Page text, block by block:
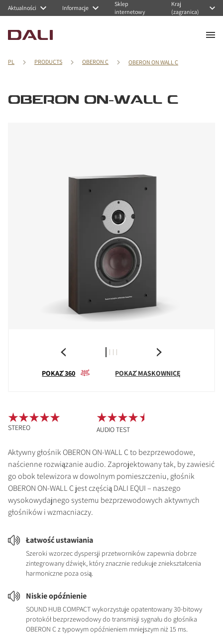
Aktualności Informacje
Sklep
internetowy
Kraj
(zagranica)
PL PRODUCTS OBERON C OBERON ON WALL C
OBERON ON-WALL C
POKAŻ 360 POKAŻ MASKOWNICĘ
Aktywny głośnik OBERON ON-WALL C to bezprzewodowe,
naścienne rozwiązanie audio. Zaprojektowany tak, by zawiesić
go obok telewizora w dowolnym pomieszczeniu, głośnik
OBERON ON-WALL C jest częścią DALI EQUI – naszego
wysokowydajnego systemu bezprzewodowych aktywnych
głośników i wzmacniaczy.
Łatwość ustawiania
Szeroki wzorzec dyspersji przetworników zapewnia dobrze
zintegrowany dźwięk, który znacznie redukuje zniekształcenia
harmoniczne poza osią.
Niskie opóźnienie
SOUND HUB COMPACT wykorzystuje opatentowany 30-bitowy
protokół bezprzewodowy do transmisji sygnału do głośnika
OBERON C z typowym opóźnieniem mniejszym niż 15 ms.
STEREO AUDIO TEST